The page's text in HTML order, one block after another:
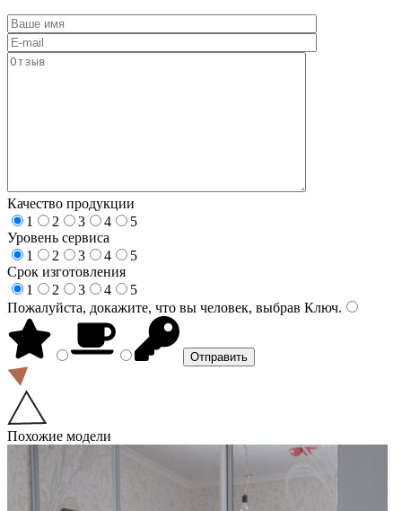
Качество продукции
1
2 3 4
5
Уровень сервиса
1
2 3 4
5
Срок изготовления
1
2 3 4
5
Пожалуйста, докажите, что вы человек, выбрав Ключ.
Похожие модели